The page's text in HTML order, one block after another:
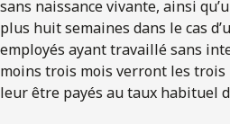
sans naissance vivante, ainsi
plus huit semaines dans le cas
employés ayant travaillé sans
moins trois mois verront les
leur être payés au taux habituel